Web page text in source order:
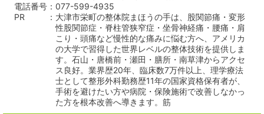
電話番号
077-599-4935
PR
大津市栄町の整体院まほうの手は、股関節痛・変形
性股関節症・脊柱管狭窄症・坐骨神経痛・腰痛・肩
こり・頭痛など慢性的な痛みに悩む方へ、アメリカ
の大学で習得した世界レベルの整体技術を提供しま
す。石山・唐橋前・瀬田・膳所・南草津からアクセ
ス良好。業界歴20年、臨床数7万件以上、理学療法
士として整形外科勤務歴11年の国家資格保有者が、
手術を避けたい方や病院・保険施術で改善しなかっ
た方を根本改善へ導きます。筋